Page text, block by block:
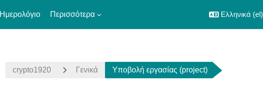
Ημερολόγιο Περισσότερα Ελληνικά ‎(el)‎
crypto1920 Γενικά Υποβολή εργασίας (project)